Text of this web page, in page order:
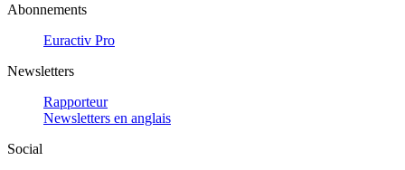
Abonnements
Euractiv Pro
Newsletters
Rapporteur
Newsletters en anglais
Social